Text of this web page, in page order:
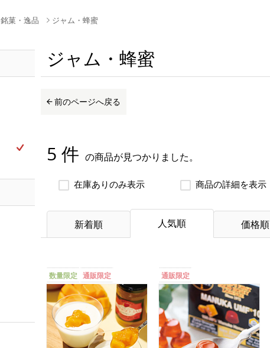
銘菓・逸品 ジャム・蜂蜜
ジャム・蜂蜜
前のページへ戻る
5 件 の商品が見つかりました。
在庫ありのみ表示 商品の詳細を表示
新着順 人気順 価格順
数量限定 通販限定 通販限定